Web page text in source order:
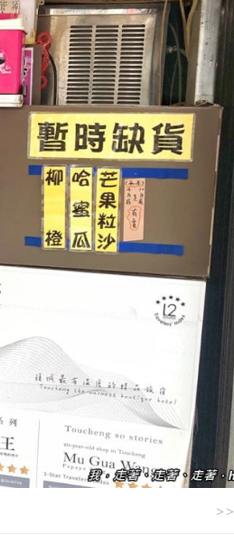
>>